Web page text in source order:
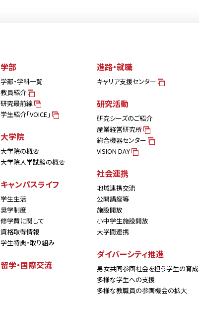
学部
学部・学科一覧
教員紹介
研究最前線
学生紹介「VOICE」
大学院
大学院の概要
大学院入学試験の概要
キャンパスライフ
学生生活
奨学制度
修学費に関して
資格取得情報
学生特典・取り組み
留学・国際交流
進路・就職
キャリア支援センター
研究活動
研究シーズのご紹介
産業経営研究所
総合機器センター
VISION DAY
社会連携
地域連携交流
公開講座等
施設開放
小中学生施設開放
大学間連携
ダイバーシティ推進
男女共同参画社会を担う学生の育成
多様な学生への支援
多様な教職員の参画機会の拡大